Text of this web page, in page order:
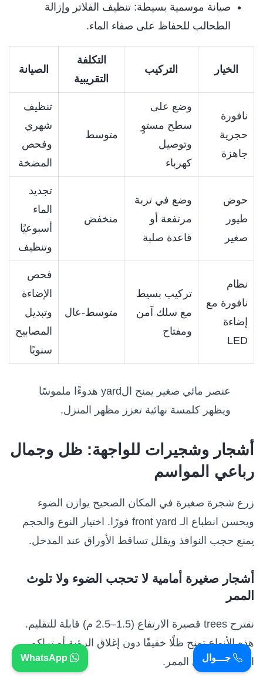
صيانة موسمية بسيطة: تنظيف الفلاتر وإزالة
الطحالب للحفاظ على صفاء الماء.
الخيار التركيب
التكلفة
التقريبية
الصيانة
نافورة
حجرية
جاهزة
وضع على
سطح مستوٍ
وتوصيل
كهرباء
متوسط
تنظيف
شهري
وفحص
المضخة
حوض
طيور
صغير
وضع في تربة
مرتفعة أو
قاعدة صلبة
منخفض
تجديد
الماء
أسبوعيًا
وتنظيف
نظام
نافورة مع
إضاءة
LED
تركيب بسيط
مع سلك آمن
ومفتاح
متوسط‑عال
فحص
الإضاءة
وتبديل
المصابيح
سنويًا
عنصر مائي صغير يمنح الyard هدوءًا ملموسًا
ويظهر كلمسة نهائية تعزز مظهر المنزل.
أشجار وشجيرات للواجهة: ظل وجمال
رباعي المواسم
زرع شجرة صغيرة في المكان الصحيح يوازن الضوء
ويحسن انطباع الـ front yard فورًا. اختيار النوع والحجم
يمنع حجب النوافذ ويقلل تساقط الأوراق عند المدخل.
أشجار صغيرة أمامية لا تحجب الضوء ولا تلوث
الممر
نقترح trees قصيرة الارتفاع (1.5–2.5 م) قابلة للتقليم.
هذه الأنواع تمنح ظلًا خفيفًا دون إغلاق الرؤية أو تراكم
المخلفات على الممر.
جـــوال